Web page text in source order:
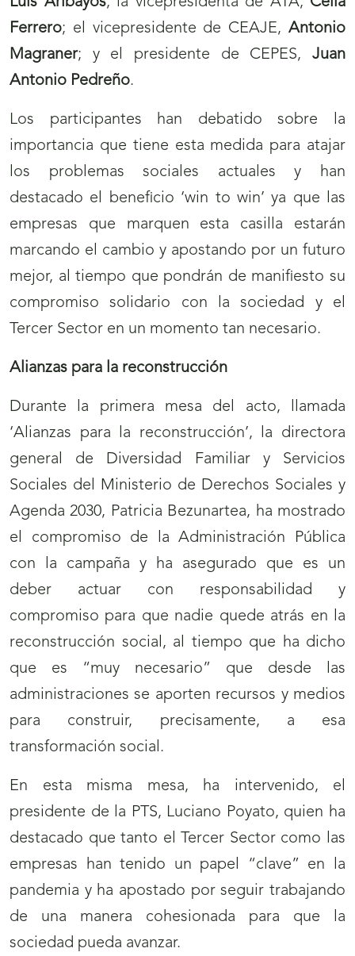
Ferrero; el vicepresidente de CEAJE, Antonio
Magraner; y el presidente de CEPES, Juan
Antonio Pedreño.
Los participantes han debatido sobre la
importancia que tiene esta medida para atajar
los problemas sociales actuales y han
destacado el beneficio ‘win to win’ ya que las
empresas que marquen esta casilla estarán
marcando el cambio y apostando por un futuro
mejor, al tiempo que pondrán de manifiesto su
compromiso solidario con la sociedad y el
Tercer Sector en un momento tan necesario.
Alianzas para la reconstrucción
Durante la primera mesa del acto, llamada
‘Alianzas para la reconstrucción’, la directora
general de Diversidad Familiar y Servicios
Sociales del Ministerio de Derechos Sociales y
Agenda 2030, Patricia Bezunartea, ha mostrado
el compromiso de la Administración Pública
con la campaña y ha asegurado que es un
deber actuar con responsabilidad y
compromiso para que nadie quede atrás en la
reconstrucción social, al tiempo que ha dicho
que es “muy necesario” que desde las
administraciones se aporten recursos y medios
para construir, precisamente, a esa
transformación social.
En esta misma mesa, ha intervenido, el
presidente de la PTS, Luciano Poyato, quien ha
destacado que tanto el Tercer Sector como las
empresas han tenido un papel “clave” en la
pandemia y ha apostado por seguir trabajando
de una manera cohesionada para que la
sociedad pueda avanzar.